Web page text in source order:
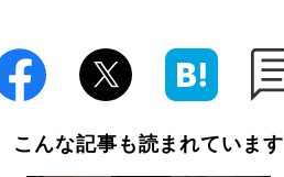
こんな記事も読まれています